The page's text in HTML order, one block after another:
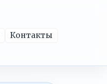
Контакты